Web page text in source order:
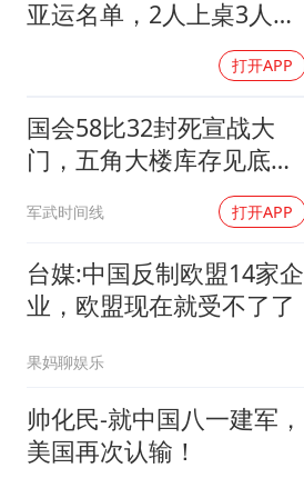
亚运名单，2人上桌3人下
打开APP
国会58比32封死宣战大
门，五角大楼库存见底，
特朗普叫停打伊朗那晚发
生了什么
军武时间线 打开APP
台媒:中国反制欧盟14家企
业，欧盟现在就受不了了
果妈聊娱乐
帅化民-就中国八一建军，
美国再次认输！